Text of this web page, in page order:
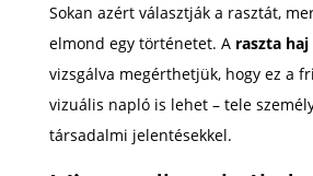
Sokan azért választják a rasztát,
elmond egy történetet. A raszta
vizsgálva megérthetjük, hogy ez a
vizuális napló is lehet – tele
társadalmi jelentésekkel.